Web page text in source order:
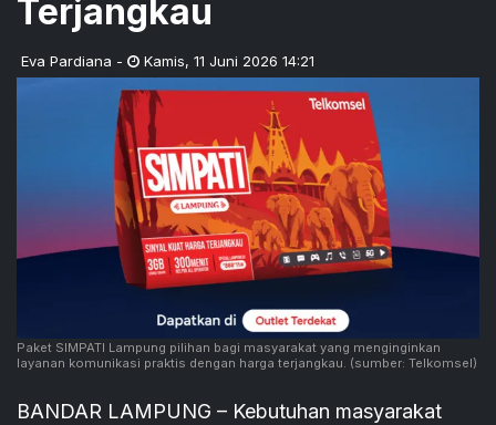
Terjangkau
Eva Pardiana - Kamis, 11 Juni 2026 14:21
Paket SIMPATI Lampung pilihan bagi masyarakat yang menginginkan
layanan komunikasi praktis dengan harga terjangkau. (sumber: Telkomsel)
BANDAR LAMPUNG – Kebutuhan masyarakat